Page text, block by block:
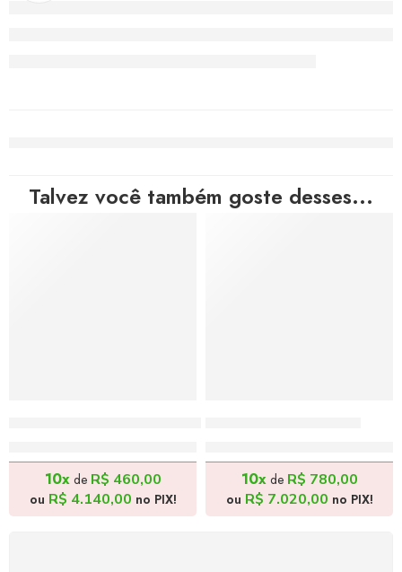
Talvez você também goste desses...
10xde R$ 460,00
ou R$ 4.140,00 no PIX!
10xde R$ 780,00
ou R$ 7.020,00 no PIX!